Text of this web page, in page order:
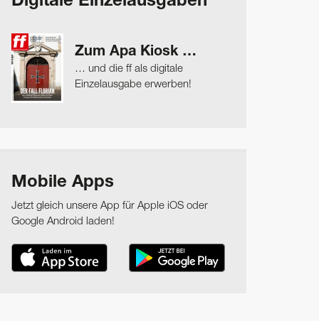
Zum Apa Kiosk …
… und die ff als digitale
Einzelausgabe erwerben!
Mobile Apps
Jetzt gleich unsere App für Apple iOS oder
Google Android laden!